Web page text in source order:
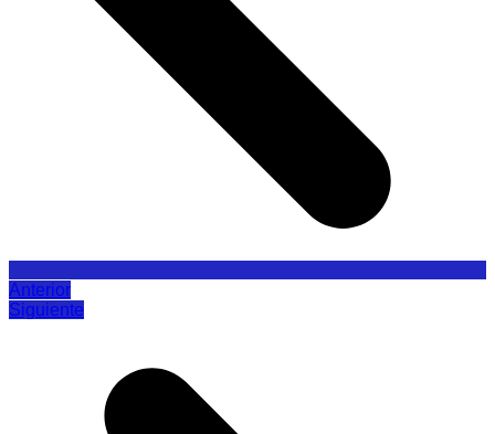
Anterior
Siguiente